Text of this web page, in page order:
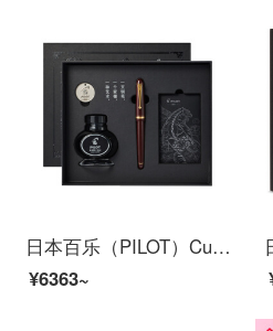
日本百乐（PILOT）Custom74贵客钢笔套装 书法练字签名钢笔 商务钢笔送礼盒套装 FKK1000R F尖 深红
¥6363~